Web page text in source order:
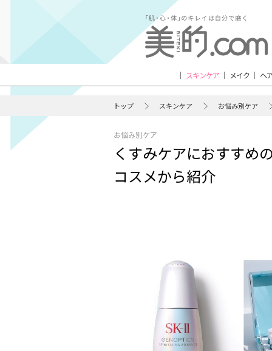
スキンケア メイク ヘ
トップ スキンケア お悩み別ケア
お悩み別ケア
くすみケアにおすすめ
コスメから紹介